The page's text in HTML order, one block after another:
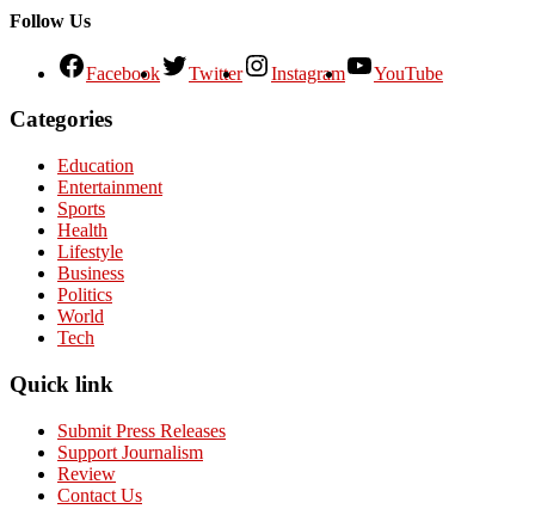
Follow Us
Facebook Twitter Instagram YouTube
Categories
Education
Entertainment
Sports
Health
Lifestyle
Business
Politics
World
Tech
Quick link
Submit Press Releases
Support Journalism
Review
Contact Us